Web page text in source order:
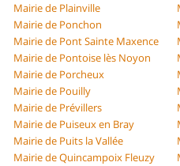
Mairie de Plainville
Mairie de Ponchon
Mairie de Pont Sainte Maxence
Mairie de Pontoise lès Noyon
Mairie de Porcheux
Mairie de Pouilly
Mairie de Prévillers
Mairie de Puiseux en Bray
Mairie de Puits la Vallée
Mairie de Quincampoix Fleuzy